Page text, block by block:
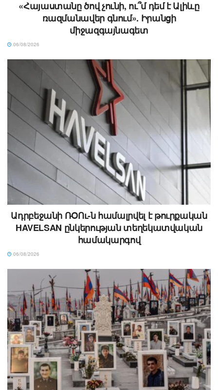
«Հայաստանը ծով չունի, ու՞մ դեմ է Ալիևը
ռազմանավեր գնում». Իրանցի
միջազգայնագետ
06/08/2026
Ադրբեջանի ՌՕՈւ-ն համալրվել է թուրքական
HAVELSAN ընկերության տեղեկատվական
համակարգով
06/08/2026